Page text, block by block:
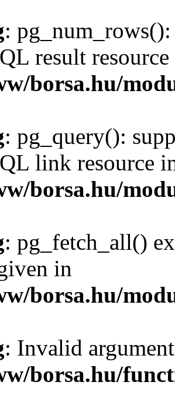
:
result
borsa.hu/
: pg_query():
link resource
borsa.hu/
: pg_fetch_all()
in
borsa.hu/
: Invalid
borsa.hu/